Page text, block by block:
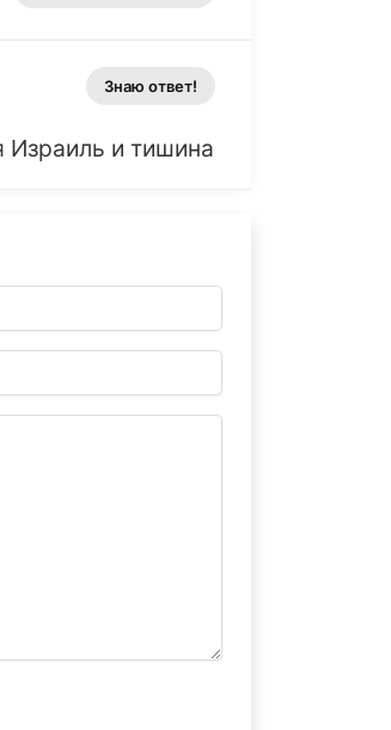
Израиль и тишина
Знаю ответ!